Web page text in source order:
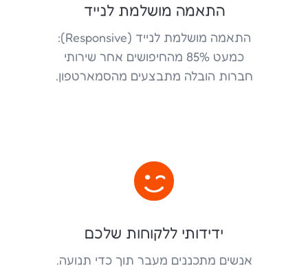
התאמה מושלמת לנייד
התאמה מושלמת לנייד (Responsive):
כמעט 85% מהחיפושים אחר שירותי
חברות הובלה מתבצעים מהסמארטפון.

ידידותי ללקוחות שלכם
אנשים מתכננים מעבר תוך כדי תנועה.